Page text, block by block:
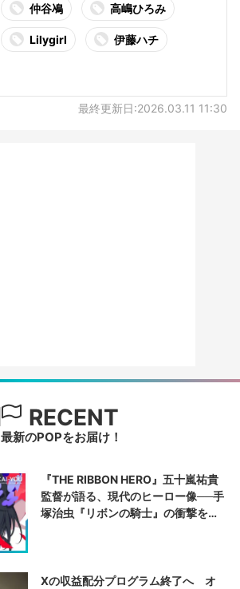
仲谷鳰 高嶋ひろみ
Lilygirl 伊藤ハチ
最終更新日:2026.03.11 11:30
RECENT
最新のPOPをお届け！
『THE RIBBON HERO』五十嵐祐貴
監督が語る、現代のヒーロー像──手
塚治虫『リボンの騎士』の衝撃を再
Xの収益配分プログラム終了へ オ